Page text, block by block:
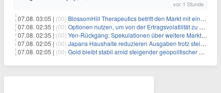
vor 1 Stunde
07.08. 03:05 | (00) BlossomHill Therapeutics betritt den Markt mit einem IPO-Boost von 150 Millionen Dollar
07.08. 02:35 | (00) Optionen nutzen, um von der Ertragsvolatilität zu profitieren
07.08. 02:35 | (00) Yen-Rückgang: Spekulationen über weitere Marktinterventionen nehmen zu
07.08. 02:05 | (00) Japans Haushalte reduzieren Ausgaben trotz steigender Löhne: Ein Warnsignal für das Wachstum
07.08. 02:05 | (00) Gold bleibt stabil amid steigender geopolitischer Spannungen im Persischen Golf